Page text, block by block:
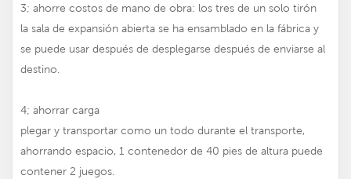
3; ahorre costos de mano de obra: los tres de un solo tirón
la sala de expansión abierta se ha ensamblado en la fábrica y
se puede usar después de desplegarse después de enviarse al
destino.
4; ahorrar carga
plegar y transportar como un todo durante el transporte,
ahorrando espacio, 1 contenedor de 40 pies de altura puede
contener 2 juegos.